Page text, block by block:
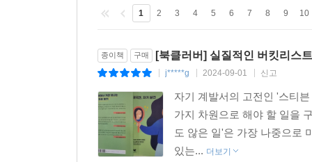
1 2 3 4 5 6 7 8 9 10
종이책 구매 [북클러버] 실질적인 버킷리스
j*****g 2024-09-01 신고
자기 계발서의 고전인 '스티
가지 차원으로 해야 할 일을
도 않은 일'은 가장 나중으로
있는... 더보기